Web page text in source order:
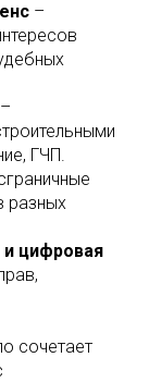
–
–
ГЧП.
разных
и цифровая
сочетает